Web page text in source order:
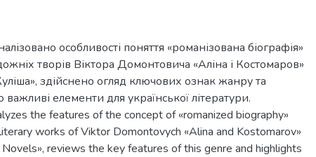
особливості поняття «романізована біографія»
творів Віктора Домонтовича «Аліна і Костомаров»
здійснено огляд ключових ознак жанру та
елементи для української літератури.
the features of the concept of «romanized biography»
works of Viktor Domontovych «Alina and Kostomarov»
Novels», reviews the key features of this genre and highlights